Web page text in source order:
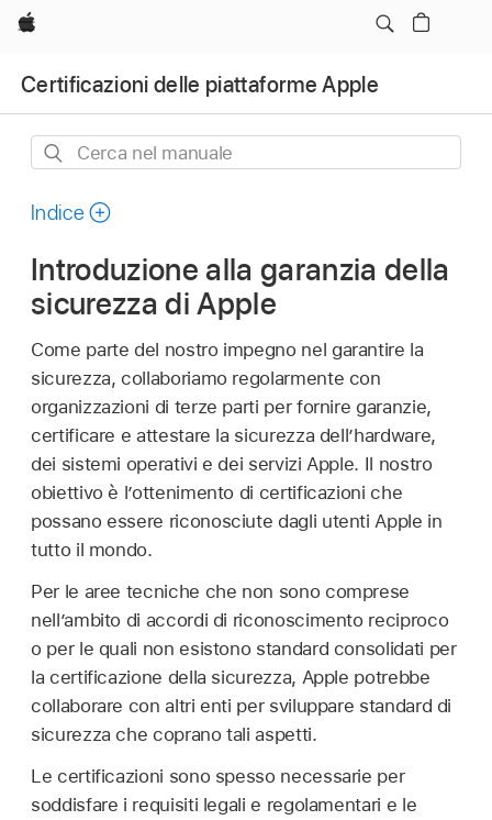
Apple
Certificazioni delle piattaforme Apple
Cerca
manuale
Indice
Introduzione alla garanzia della
sicurezza di Apple
Come parte del nostro impegno nel garantire la
sicurezza, collaboriamo regolarmente con
organizzazioni di terze parti per fornire garanzie,
certificare e attestare la sicurezza dell’hardware,
dei sistemi operativi e dei servizi Apple. Il nostro
obiettivo è l’ottenimento di certificazioni che
possano essere riconosciute dagli utenti Apple in
tutto il mondo.
Per le aree tecniche che non sono comprese
nell’ambito di accordi di riconoscimento reciproco
o per le quali non esistono standard consolidati per
la certificazione della sicurezza, Apple potrebbe
collaborare con altri enti per sviluppare standard di
sicurezza che coprano tali aspetti.
Le certificazioni sono spesso necessarie per
soddisfare i requisiti legali e regolamentari e le